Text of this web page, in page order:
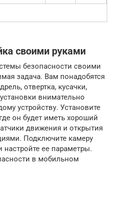
своими руками
безопасности своими
задача. Вам понадобятся
отвертка, кусачки,
внимательно
устройству. Установите
он будет иметь хороший
движения и открытия
Подключите камеру
ее параметры.
в мобильном